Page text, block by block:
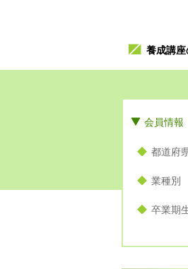
養成講
会員情報
都道府
業種別
卒業期